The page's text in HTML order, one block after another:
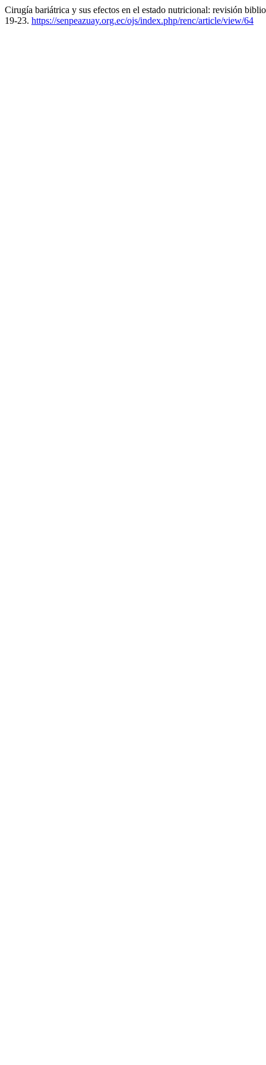
Cirugía bariátrica y sus efectos en el estado nutricional: revisión
19-23. https://senpeazuay.org.ec/ojs/index.php/renc/article/view/64